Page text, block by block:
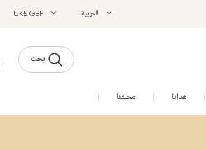
العربية UK£ GBP
بحث
هدايا مجلتنا